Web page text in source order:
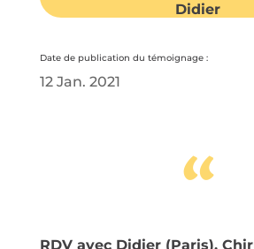
Didier
Date de publication du témoignage :
12 Jan. 2021
“
RDV avec Didier (Paris).